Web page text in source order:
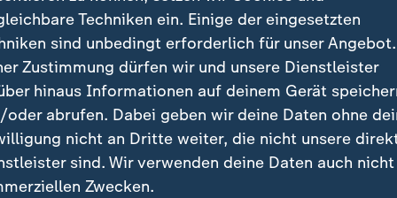
wegen angeblicher Israel-
d’Alene, Idaho:Ein 18-Jähriger mutmaßlicher IS-
Kirchen anzugreifen.
scheinen damit zumindest indirekt im
Konflikt zu stehen. Auch in der jüngstenFBI-
Techniken ein. Einige der eingesetzten
sind unbedingt erforderlich für unser
Zustimmung dürfen wir und unsere Dienstleister
hinaus Informationen auf deinem Gerät
oder abrufen. Dabei geben wir deine Daten ohne
nicht an Dritte weiter, die nicht unsere
sind. Wir verwenden deine Daten auch nicht
Zwecken.